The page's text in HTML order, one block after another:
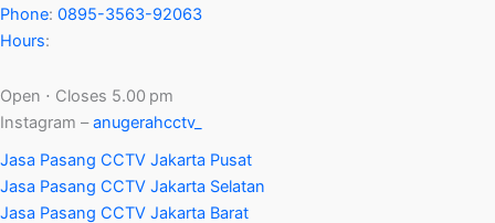
Phone: 0895-3563-92063
Hours:
Open ⋅ Closes 5.00 pm
Instagram –anugerahcctv_
Jasa Pasang CCTV Jakarta Pusat
Jasa Pasang CCTV Jakarta Selatan
Jasa Pasang CCTV Jakarta Barat